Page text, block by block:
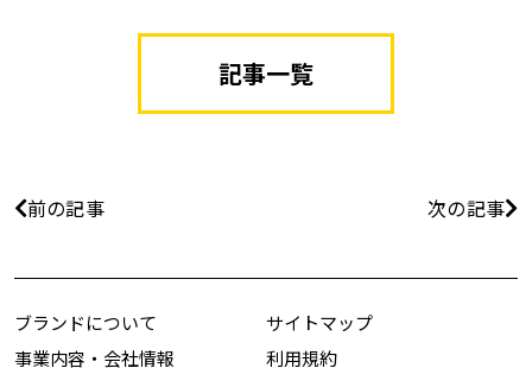
記事一覧
前の記事 次の記事
ブランドについて
事業内容・会社情報
サイトマップ
利用規約